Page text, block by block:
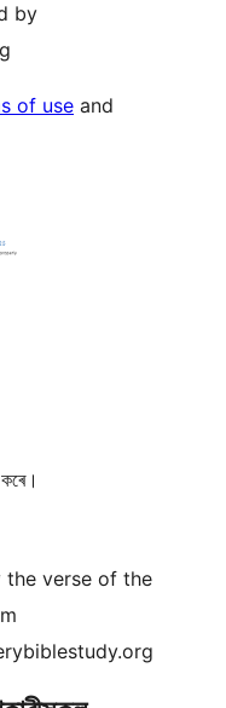
by
of use and
the verse of the